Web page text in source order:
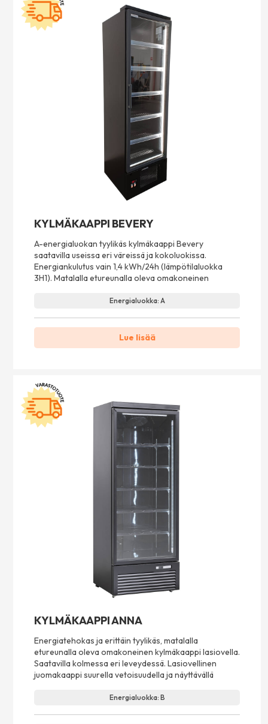
KYLMÄKAAPPI BEVERY
A-energialuokan tyylikäs kylmäkaappi Bevery
saatavilla useissa eri väreissä ja kokoluokissa.
Energiankulutus vain 1,4 kWh/24h (lämpötilaluokka
3H1). Matalalla etureunalla oleva omakoneinen
Energialuokka: A
Lue lisää
KYLMÄKAAPPI ANNA
Energiatehokas ja erittäin tyylikäs, matalalla
etureunalla oleva omakoneinen kylmäkaappi lasiovella.
Saatavilla kolmessa eri leveydessä. Lasiovellinen
juomakaappi suurella vetoisuudella ja näyttävällä
Energialuokka: B